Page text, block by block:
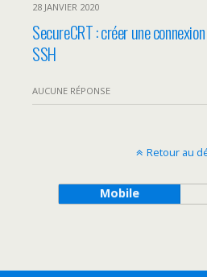
28 JANVIER 2020
SecureCRT : créer une
SSH
AUCUNE RÉPONSE
Retour au
Mobile